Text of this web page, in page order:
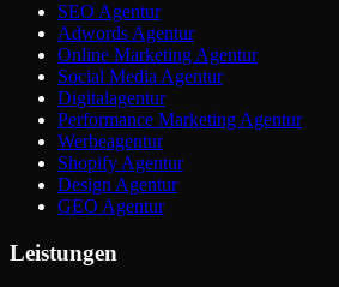
SEO Agentur
Adwords Agentur
Online Marketing Agentur
Social Media Agentur
Digitalagentur
Performance Marketing Agentur
Werbeagentur
Shopify Agentur
Design Agentur
GEO Agentur
Leistungen